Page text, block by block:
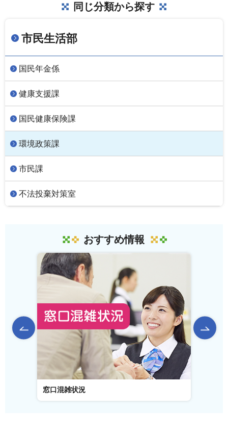
同じ分類から探す
市民生活部
国民年金係
健康支援課
国民健康保険課
環境政策課
市民課
不法投棄対策室
おすすめ情報
前のスライドを表示
窓口混雑状況